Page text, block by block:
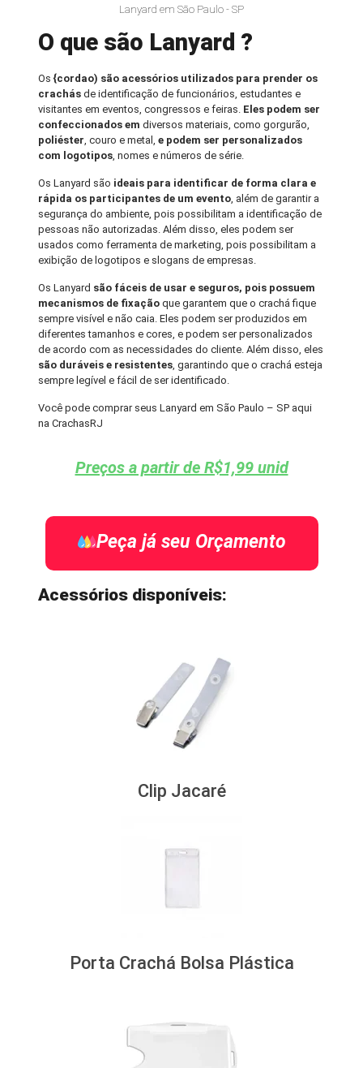
Lanyard em São Paulo - SP
O que são Lanyard ?
Os {cordao) são acessórios utilizados para prender os
crachás de identificação de funcionários, estudantes e
visitantes em eventos, congressos e feiras. Eles podem ser
confeccionados emdiversos materiais, como gorgurão,
poliéster, couro e metal,e podem ser personalizados
com logotipos, nomes e números de série.
Os Lanyard são ideais para identificar de forma clara e
rápida os participantes de um evento, além de garantir a
segurança do ambiente, pois possibilitam a identificação de
pessoas não autorizadas. Além disso, eles podem ser
usados como ferramenta de marketing, pois possibilitam a
exibição de logotipos e slogans de empresas.
Os Lanyard são fáceis de usar e seguros, pois possuem
mecanismos de fixação que garantem que o crachá fique
sempre visível e não caia. Eles podem ser produzidos em
diferentes tamanhos e cores, e podem ser personalizados
de acordo com as necessidades do cliente. Além disso, eles
são duráveis e resistentes, garantindo que o crachá esteja
sempre legível e fácil de ser identificado.
Você pode comprar seus Lanyard em São Paulo – SP aqui
na CrachasRJ
Preços a partir de R$1,99 unid
Peça já seu Orçamento
Acessórios disponíveis:
Clip Jacaré
Porta Crachá Bolsa Plástica